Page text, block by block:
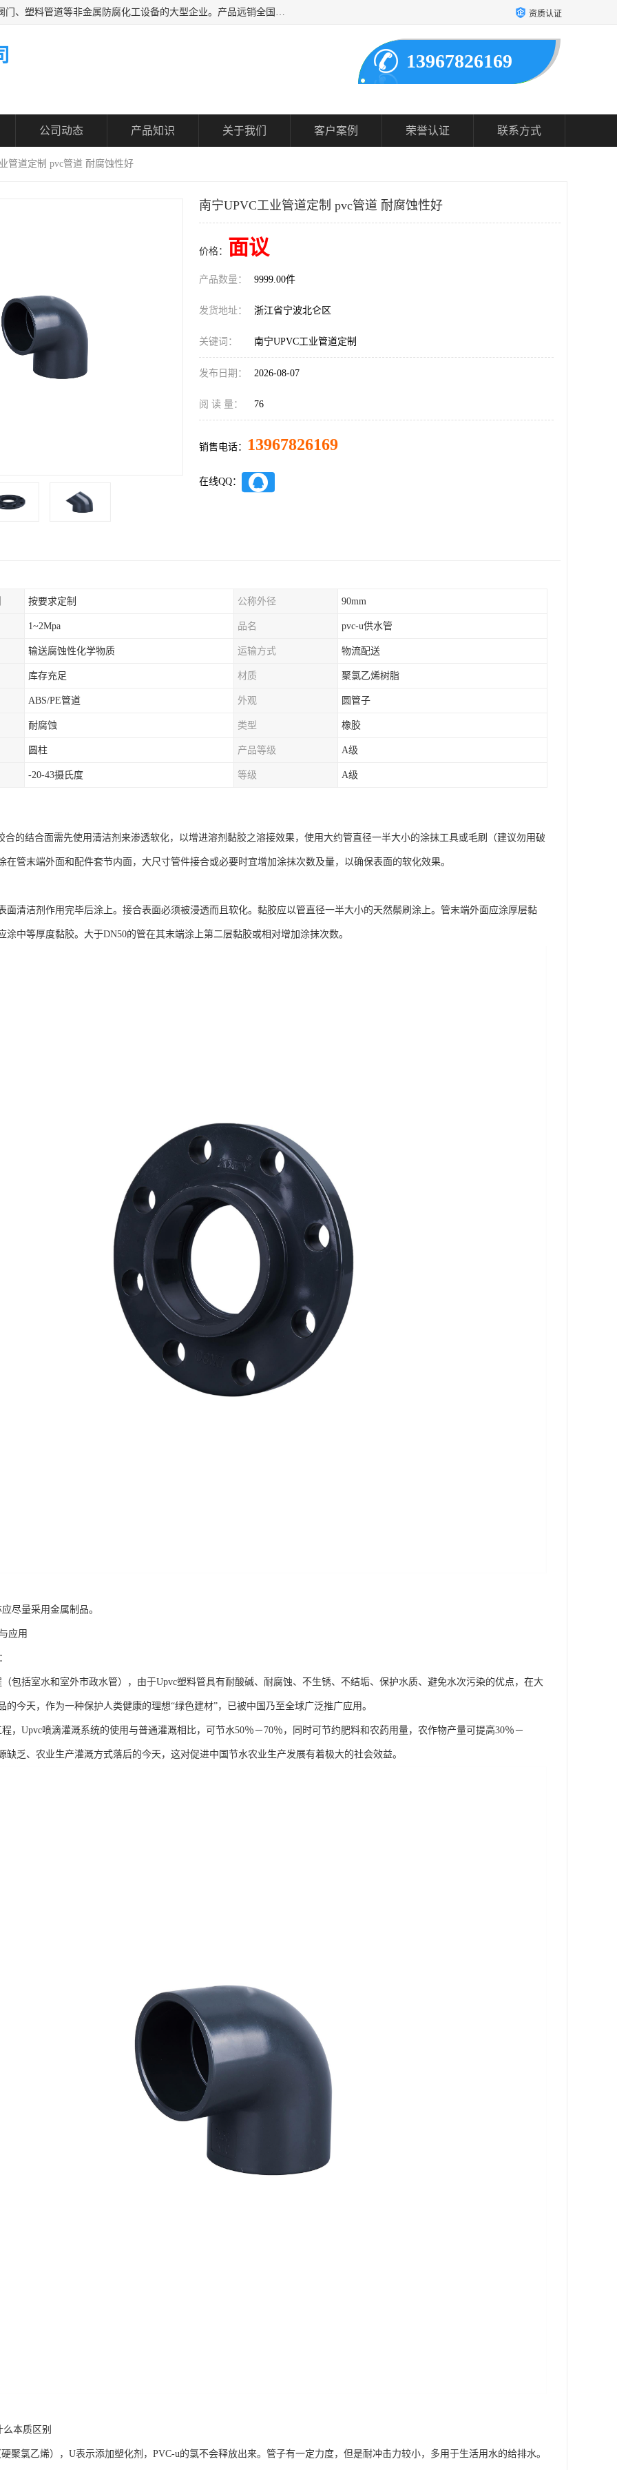
凯鑫管道科技有限公司是一家专业生产PPH、CPVC各类塑料阀门、塑料管道等非金属防腐化工设备的大型企业。产品远销全国三十一个省、市、自治区,广泛应用于化工、石油、氯碱、染料、制药、农药等行业，深受广大用户欢迎，是目前国内生产化工泵、阀门规模较大的生产基地之一。 资质认证
13967826169
公司动态 产品知识 关于我们 客户案例 荣誉认证 联系方式
管道定制 pvc管道 耐腐蚀性好
南宁UPVC工业管道定制 pvc管道 耐腐蚀性好
价格： 面议
产品数量： 9999.00件
发货地址： 浙江省宁波北仑区
关键词： 南宁UPVC工业管道定制
发布日期： 2026-08-07
阅 读 量： 76
销售电话： 13967826169
在线QQ：
按要求定制 公称外径 90mm
1~2Mpa 品名 pvc-u供水管
输送腐蚀性化学物质 运输方式 物流配送
库存充足 材质 聚氯乙烯树脂
ABS/PE管道 外观 圆管子
耐腐蚀 类型 橡胶
圆柱 产品等级 A级
-20-43摄氏度 等级 A级
的结合面需先使用清洁剂来渗透软化，以增进溶剂黏胶之溶接效果，使用大约管直径一半大小的涂抹工具或毛刷（建议勿用破
在管末端外面和配件套节内面，大尺寸管件接合或必要时宜增加涂抹次数及量，以确保表面的软化效果。
面清洁剂作用完毕后涂上。接合表面必须被浸透而且软化。黏胶应以管直径一半大小的天然鬃刷涂上。管末端外面应涂厚层黏
涂中等厚度黏胶。大于DN50的管在其末端涂上第二层黏胶或相对增加涂抹次数。
应尽量采用金属制品。
应用
包括室水和室外市政水管），由于Upvc塑料管具有耐酸碱、耐腐蚀、不生锈、不结垢、保护水质、避免水次污染的优点，在大
的今天，作为一种保护人类健康的理想“绿色建材”，已被中国乃至全球广泛推广应用。
，Upvc喷滴灌溉系统的使用与普通灌溉相比，可节水50％－70％，同时可节约肥料和农药用量，农作物产量可提高30％－
缺乏、农业生产灌溉方式落后的今天，这对促进中国节水农业生产发展有着极大的社会效益。
本质区别
聚氯乙烯），U表示添加塑化剂，PVC-u的氯不会释放出来。管子有一定力度，但是耐冲击力较小，多用于生活用水的给排水。